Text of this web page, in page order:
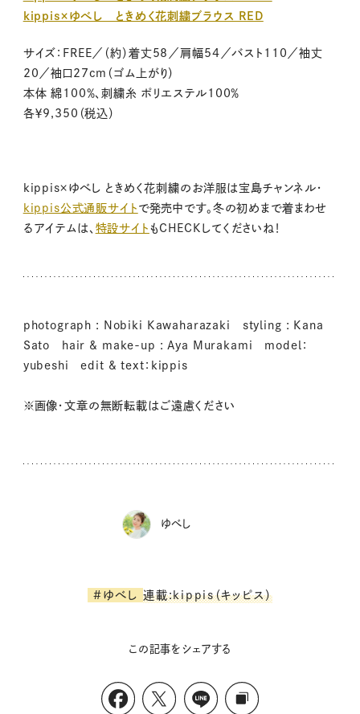
kippis×ゆべし ときめく花刺繍ブラウス RED
サイズ：FREE／（約）着丈58／肩幅54／バスト110／袖丈
20／袖口27cm（ゴム上がり）
本体 綿100％、刺繍糸 ポリエステル100％
各￥9,350（税込）
kippis×ゆべし ときめく花刺繍のお洋服は宝島チャンネル・
kippis公式通販サイト で発売中です。冬の初めまで着まわせ
るアイテムは、 特設サイト もCHECKしてくださいね！
photograph : Nobiki Kawaharazaki styling : Kana
Sato hair & make-up : Aya Murakami model：
yubeshi edit & text：kippis
※画像・文章の無断転載はご遠慮ください
ゆべし
#ゆべし 連載:kippis（キッピス）
この記事をシェアする